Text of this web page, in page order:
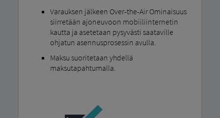
Varauksen jälkeen Over-the-Air Ominaisuus
siirretään ajoneuvoon mobiiliinternetin
kautta ja asetetaan pysyvästi saataville
ohjatun asennusprosessin avulla.
Maksu suoritetaan yhdellä
maksutapahtumalla.